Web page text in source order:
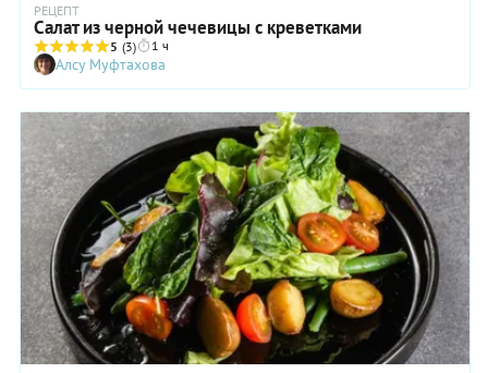
РЕЦЕПТ
Салат из черной чечевицы с креветками
5 (3) 1 ч
Алсу Муфтахова